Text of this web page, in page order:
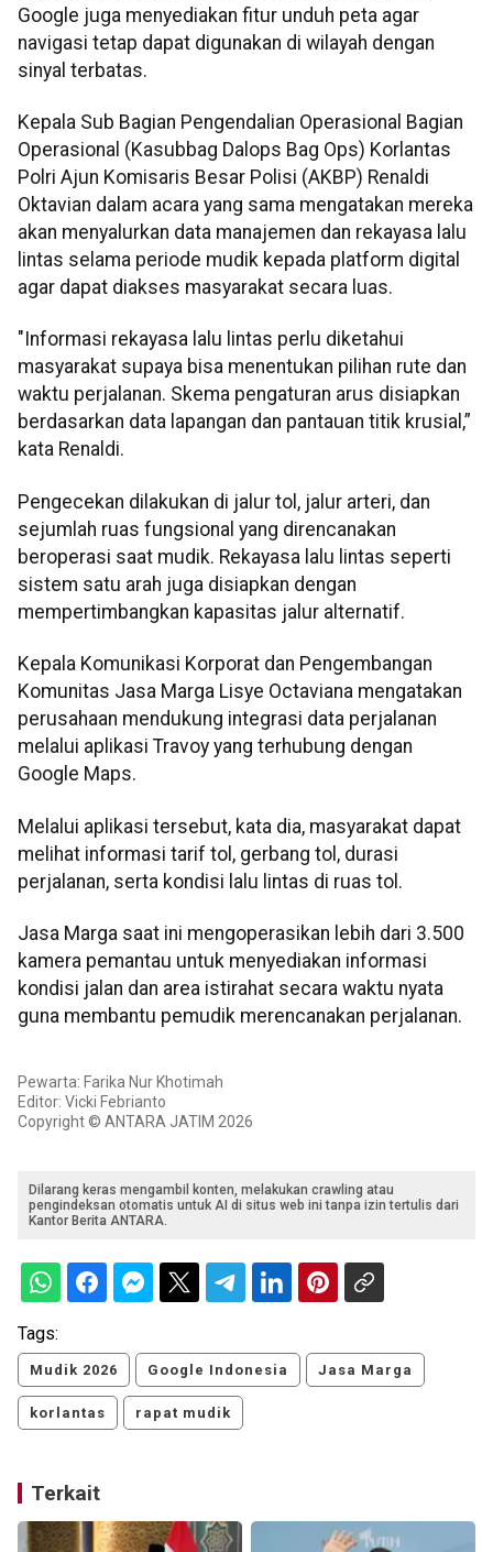
Google juga menyediakan fitur unduh peta agar
navigasi tetap dapat digunakan di wilayah dengan
sinyal terbatas.
Kepala Sub Bagian Pengendalian Operasional Bagian
Operasional (Kasubbag Dalops Bag Ops) Korlantas
Polri Ajun Komisaris Besar Polisi (AKBP) Renaldi
Oktavian dalam acara yang sama mengatakan mereka
akan menyalurkan data manajemen dan rekayasa lalu
lintas selama periode mudik kepada platform digital
agar dapat diakses masyarakat secara luas.
"Informasi rekayasa lalu lintas perlu diketahui
masyarakat supaya bisa menentukan pilihan rute dan
waktu perjalanan. Skema pengaturan arus disiapkan
berdasarkan data lapangan dan pantauan titik krusial,”
kata Renaldi.
Pengecekan dilakukan di jalur tol, jalur arteri, dan
sejumlah ruas fungsional yang direncanakan
beroperasi saat mudik. Rekayasa lalu lintas seperti
sistem satu arah juga disiapkan dengan
mempertimbangkan kapasitas jalur alternatif.
Kepala Komunikasi Korporat dan Pengembangan
Komunitas Jasa Marga Lisye Octaviana mengatakan
perusahaan mendukung integrasi data perjalanan
melalui aplikasi Travoy yang terhubung dengan
Google Maps.
Melalui aplikasi tersebut, kata dia, masyarakat dapat
melihat informasi tarif tol, gerbang tol, durasi
perjalanan, serta kondisi lalu lintas di ruas tol.
Jasa Marga saat ini mengoperasikan lebih dari 3.500
kamera pemantau untuk menyediakan informasi
kondisi jalan dan area istirahat secara waktu nyata
guna membantu pemudik merencanakan perjalanan.
Pewarta: Farika Nur Khotimah
Editor: Vicki Febrianto
Copyright © ANTARA JATIM 2026
Dilarang keras mengambil konten, melakukan crawling atau
pengindeksan otomatis untuk AI di situs web ini tanpa izin tertulis dari
Kantor Berita ANTARA.
Tags:
Mudik 2026 Google Indonesia Jasa Marga
korlantas rapat mudik
Terkait